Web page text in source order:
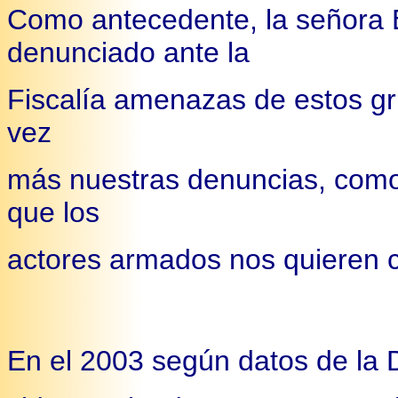
Como antecedente, la señora
denunciado ante la
Fiscalía amenazas de estos
vez
más nuestras denuncias,
que los
actores armados nos quieren
En el 2003 según datos de la